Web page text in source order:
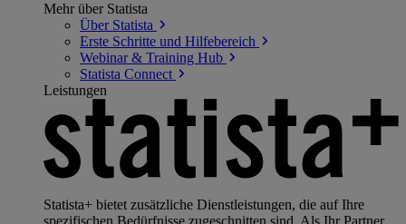
Mehr über Statista
Über Statista
Erste Schritte und Hilfebereich
Webinar & Training Hub
Statista Connect
Leistungen
Statista+ bietet zusätzliche Dienstleistungen, die auf Ihre
spezifischen Bedürfnisse zugeschnitten sind. Als Ihr Partner